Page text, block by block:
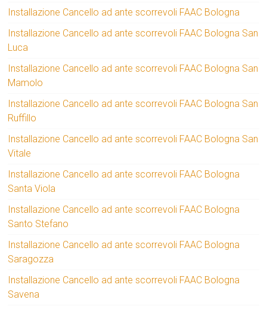
Installazione Cancello ad ante scorrevoli FAAC Bologna
Installazione Cancello ad ante scorrevoli FAAC Bologna San
Luca
Installazione Cancello ad ante scorrevoli FAAC Bologna San
Mamolo
Installazione Cancello ad ante scorrevoli FAAC Bologna San
Ruffillo
Installazione Cancello ad ante scorrevoli FAAC Bologna San
Vitale
Installazione Cancello ad ante scorrevoli FAAC Bologna
Santa Viola
Installazione Cancello ad ante scorrevoli FAAC Bologna
Santo Stefano
Installazione Cancello ad ante scorrevoli FAAC Bologna
Saragozza
Installazione Cancello ad ante scorrevoli FAAC Bologna
Savena